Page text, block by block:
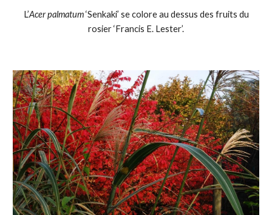
L’Acer palmatum ‘Senkaki’ se colore au dessus des fruits du
rosier ‘Francis E. Lester’.